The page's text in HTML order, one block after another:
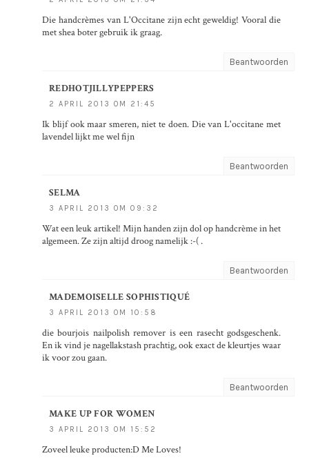
Die handcrèmes van L'Occitane zijn echt geweldig! Vooral die
met shea boter gebruik ik graag.
Beantwoorden
REDHOTJILLYPEPPERS
2 APRIL 2013 OM 21:45
Ik blijf ook maar smeren, niet te doen. Die van L'occitane met
lavendel lijkt me wel fijn
Beantwoorden
SELMA
3 APRIL 2013 OM 09:32
Wat een leuk artikel! Mijn handen zijn dol op handcrème in het
algemeen. Ze zijn altijd droog namelijk :-( .
Beantwoorden
MADEMOISELLE SOPHISTIQUÉ
3 APRIL 2013 OM 10:58
die bourjois nailpolish remover is een rasecht godsgeschenk.
En ik vind je nagellakstash prachtig, ook exact de kleurtjes waar
ik voor zou gaan.
Beantwoorden
MAKE UP FOR WOMEN
3 APRIL 2013 OM 15:52
Zoveel leuke producten:D Me Loves!